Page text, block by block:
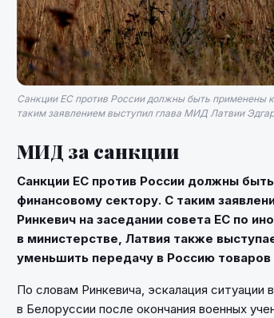
Санкции ЕС против России должны быть применены
таким заявлением выступил глава МИД Латвии
МИД за санкции
Санкции ЕС против России должны
финансовому сектору. С таким
Ринкевич на заседании совета ЕС по
в министерстве, Латвия также
уменьшить передачу в Россию товаров
По словам Ринкевича, эскалация
в Белоруссии после окончания военных